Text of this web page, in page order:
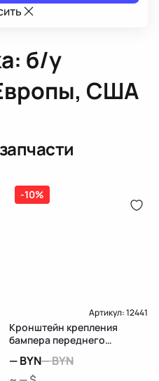
б/у
США
-10%
Артикул:12441
Кронштейн крепления
бампера переднего
—BYN—BYN